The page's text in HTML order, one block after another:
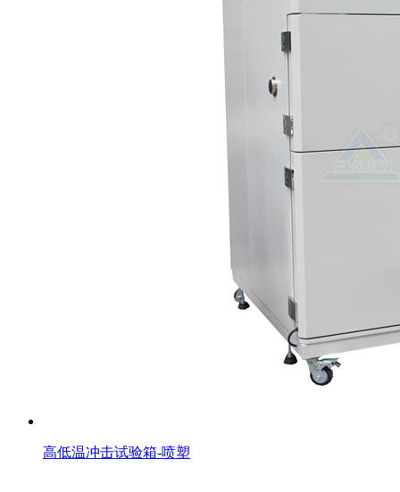
高低温冲击试验箱-喷塑